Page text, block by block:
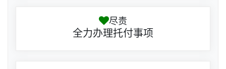
尽责
全力办理托付事项